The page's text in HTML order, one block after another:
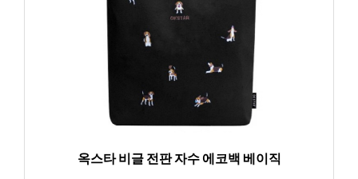
옥스타 비글 전판 자수 에코백 베이직